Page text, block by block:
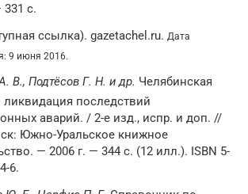
с.
ссылка). gazetachel.ru. Дата
9 июня 2016.
В., Подтёсов Г. Н. и др. Челябинская
ликвидация последствий
аварий. / 2-е изд., испр. и доп. //
Южно-Уральское книжное
— 2006 г. — 344 с. (12 илл.). ISBN 5-
6.